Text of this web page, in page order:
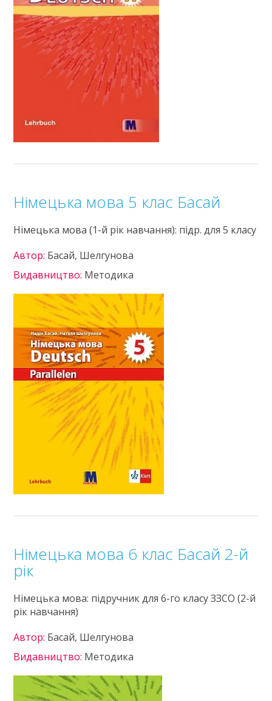
Німецька мова 5 клас Басай
Німецька мова (1-й рік навчання): підр. для 5 класу
Автор: Басай, Шелгунова
Видавництво: Методика
Німецька мова 6 клас Басай 2-й
рік
Німецька мова: підручник для 6-го класу ЗЗСО (2-й
рік навчання)
Автор: Басай, Шелгунова
Видавництво: Методика